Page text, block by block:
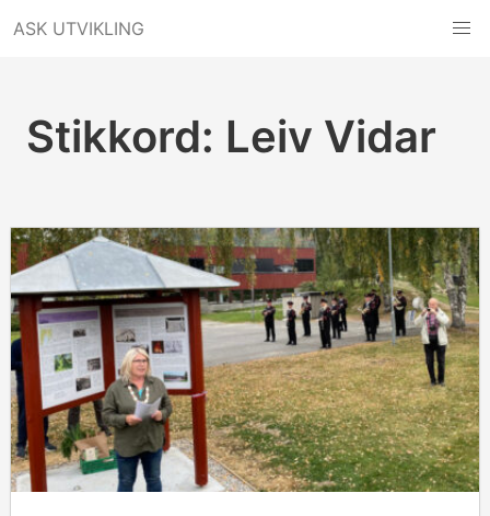
tilASK UTVIKLING
Stikkord: Leiv Vidar